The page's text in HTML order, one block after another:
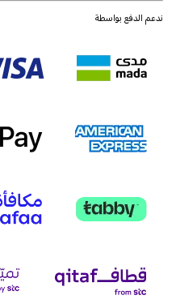
ندعم الدفع بواسطة